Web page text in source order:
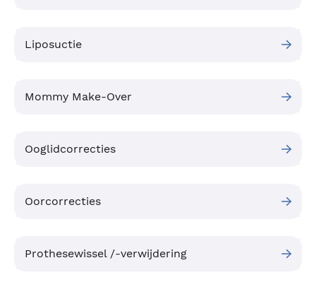
Liposuctie
Mommy Make-Over
Ooglidcorrecties
Oorcorrecties
Prothesewissel /-verwijdering